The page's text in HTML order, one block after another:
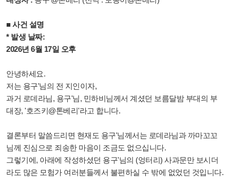
■ 사건 설명
* 발생 날짜:
2026년 6월 17일 오후
안녕하세요.
저는 용구'님의 전 지인이자,
과거 로데라님, 용구'님, 민하비님께서 계셨던 보름달밤 부대의 부
대장, '호즈키@톤베리'라고 합니다.
결론부터 말씀드리면 현재도 용구'님께서는 로데라님과 까마꼬꼬
님께 진심으로 죄송한 마음이 조금도 없으십니다.
그렇기에, 아래에 작성하셨던 용구'님의 (엉터리) 사과문만 보시더
라도 많은 모험가 여러분들께서 불편하실 수 밖에 없었던 것입니다.